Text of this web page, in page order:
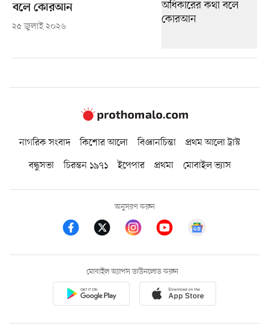
বলে কোরআন
২৫ জুলাই ২০২৬
নাগরিক সংবাদ কিশোর আলো বিজ্ঞানচিন্তা
প্রথম আলো ট্রাস্ট
বন্ধুসভা
চিরন্তন ১৯৭১ ইপেপার প্রথমা মোবাইল ভ্যাস
অনুসরণ করুন
মোবাইল অ্যাপস ডাউনলোড করুন